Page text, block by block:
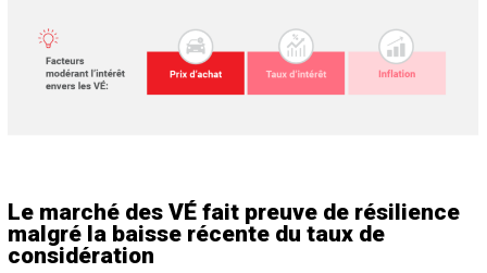
Le marché des VÉ fait preuve de résilience
malgré la baisse récente du taux de
considération